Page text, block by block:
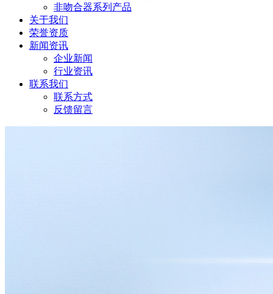
非吻合器系列产品
关于我们
荣誉资质
新闻资讯
企业新闻
行业资讯
联系我们
联系方式
反馈留言